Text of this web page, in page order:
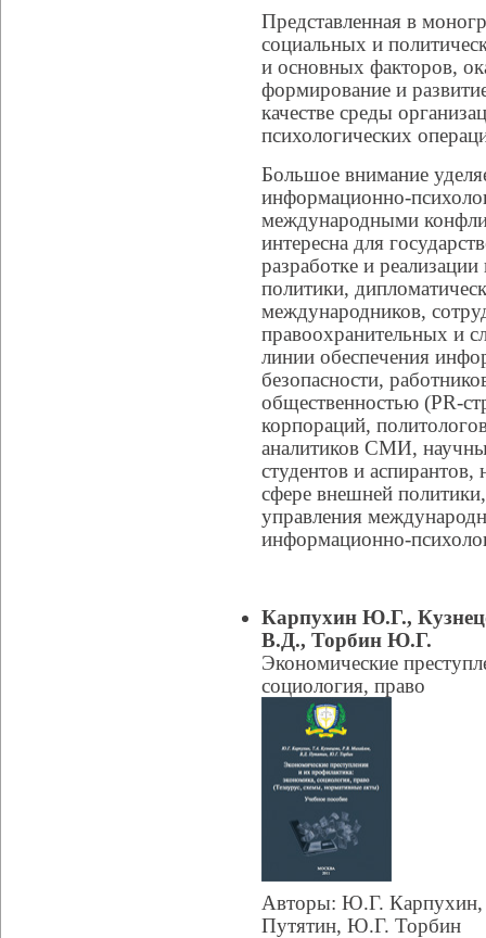
Представленная в
социальных и
и основных факторов,
формирование и
качестве среды
психологических
Большое внимание
информационно-
международными
интересна для
разработке и
политики,
международников,
правоохранительных и
линии обеспечения
безопасности,
общественностью (PR-
корпораций,
аналитиков СМИ,
студентов и
сфере внешней
управления
информационно-
Карпухин Ю.Г.,
В.Д., Торбин Ю.Г.
Экономические
социология, право
Авторы: Ю.Г.
Путятин, Ю.Г. Торбин